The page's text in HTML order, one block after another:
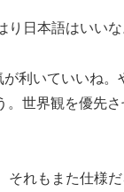
り日本語はいいな
利いていいね
世界観を優先
それもまた仕様